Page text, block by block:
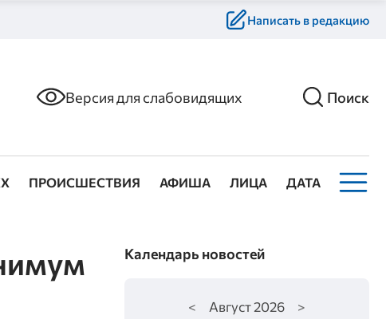
Написать в редакцию
Версия для слабовидящих Поиск
ПРОИСШЕСТВИЯ АФИША ЛИЦА ДАТА
Календарь новостей
< Август2026 >